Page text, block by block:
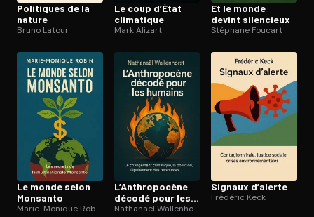
Politiques de la
nature
Bruno Latour
Le coup d’État
climatique
Mark Alizart
Et le monde
devint silencieux
Stéphane Foucart
Le monde selon
Monsanto
Marie-Monique Robin
L’An­thro­po­cène
décodé pour les
humains
Nathanaël Wallenhorst
Signaux d’alerte
Frédéric Keck